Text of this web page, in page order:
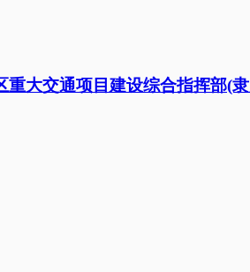
大交通项目建设综合指挥部(